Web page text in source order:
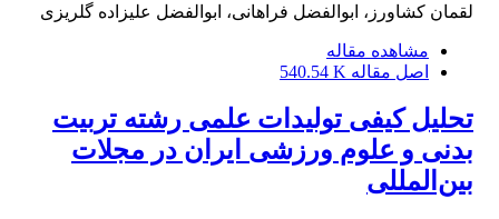
لقمان کشاورز، ابوالفضل فراهانی، ابوالفضل علیزاده گلریزی
مشاهده مقاله
اصل مقاله 540.54 K
تحلیل کیفی تولیدات علمی رشته تربیت
بدنی و علوم ورزشی ایران در مجلات
بین‌المللی